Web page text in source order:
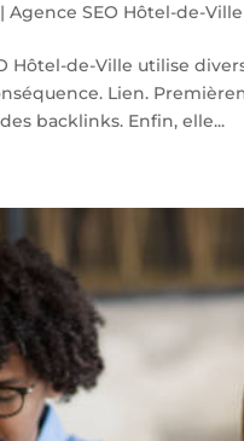
|Agence SEO Hôtel-de-Ville
Hôtel-de-Ville utilise
Lien.
backlinks. Enfin, elle...